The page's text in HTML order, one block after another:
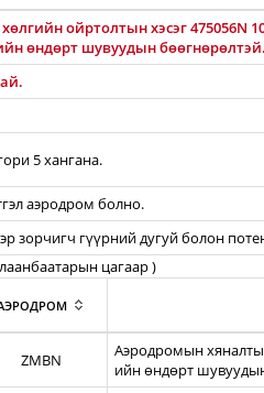
ойртолтын хэсэг 475056N
өндөрт шувуудын
5 хангана.
аэродром болно.
зорчигч гүүрний дугуй болон
цагаар )
ZMBN
Аэродромын
ийн өндөрт